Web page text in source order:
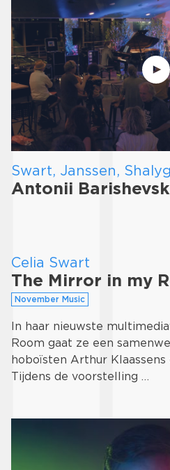
Swart, Janssen,
Antonii
Celia Swart
The Mirror in my
November Music
In haar nieuwste
Room gaat ze een
hoboïsten Arthur
Tijdens de voorstelling …